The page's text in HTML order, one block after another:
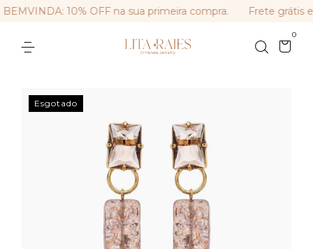
10% OFF na sua primeira compra. Frete grátis
0
Esgotado